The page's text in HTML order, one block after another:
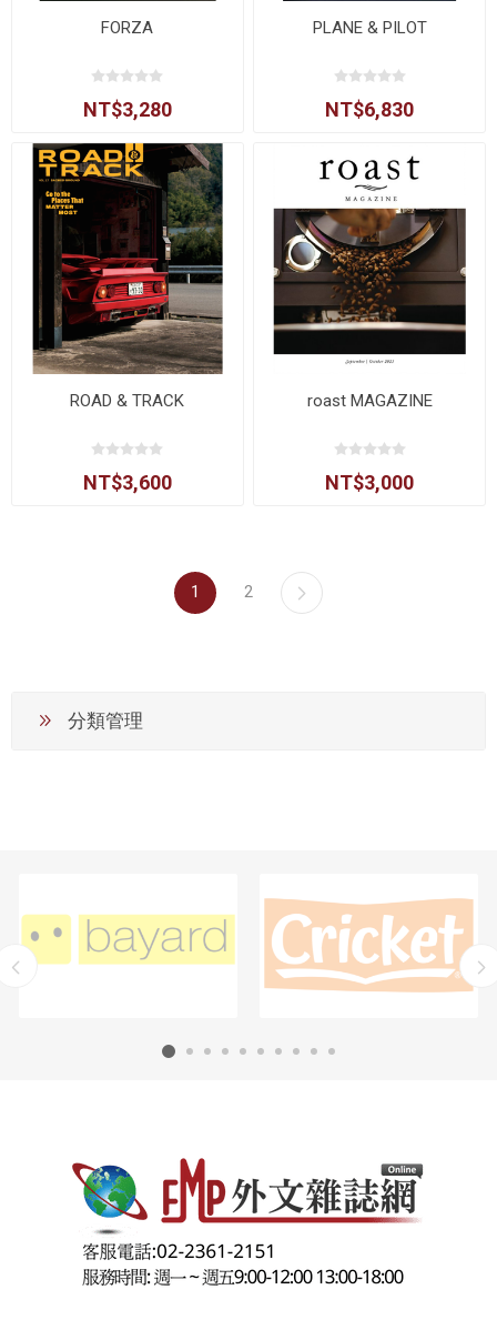
FORZA
NT$3,280
PLANE & PILOT
NT$6,830
ROAD & TRACK
NT$3,600
roast MAGAZINE
NT$3,000
1 2
分類管理